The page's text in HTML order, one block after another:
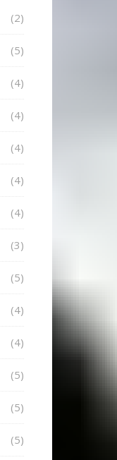
(2)
(5)
(4)
(4)
(4)
(4)
(4)
(3)
(5)
(4)
(4)
(5)
(5)
(5)